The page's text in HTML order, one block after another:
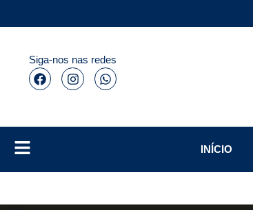
Siga-nos nas redes
INÍCIO